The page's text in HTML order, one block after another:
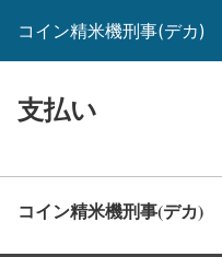
コイン精米機刑事(デカ)
支払い
コイン精米機刑事(デカ)